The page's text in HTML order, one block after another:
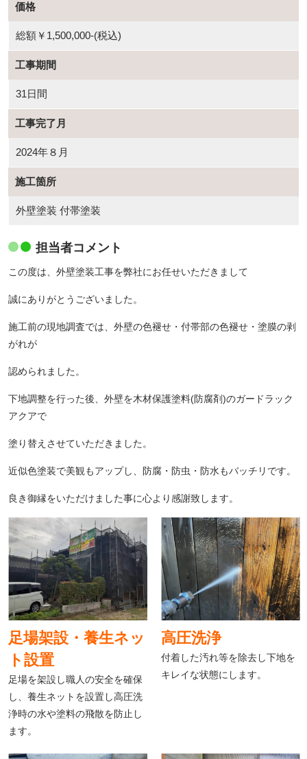
価格
総額￥1,500,000-(税込)
工事期間
31日間
工事完了月
2024年８月
施工箇所
外壁塗装 付帯塗装
担当者コメント
この度は、外壁塗装工事を弊社にお任せいただきまして
誠にありがとうございました。
施工前の現地調査では、外壁の色褪せ・付帯部の色褪せ・塗膜の剥
がれが
認められました。
下地調整を行った後、外壁を木材保護塗料(防腐剤)のガードラック
アクアで
塗り替えさせていただきました。
近似色塗装で美観もアップし、防腐・防虫・防水もバッチリです。
良き御縁をいただけました事に心より感謝致します。
足場架設・養生ネッ
ト設置
足場を架設し職人の安全を確保
し、養生ネットを設置し高圧洗
浄時の水や塗料の飛散を防止し
ます。
高圧洗浄
付着した汚れ等を除去し下地を
キレイな状態にします。